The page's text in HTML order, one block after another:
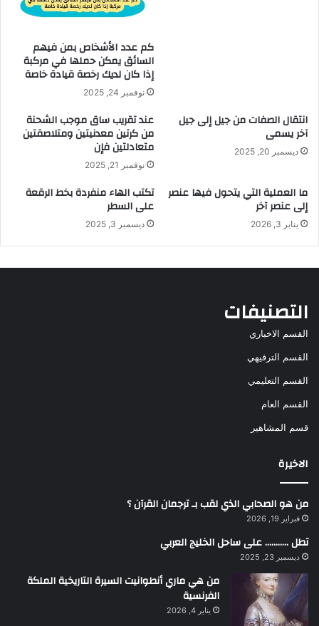
كم عدد الأشخاص بمن فيهم
السائق يمكن حملها في مركبة
إذا كان لديك رخصة قيادة خاصة
نوفمبر 24, 2025
انتقال الصفات من جيل إلى جيل
آخر يسمى
ديسمبر 20, 2025
عند تقريب ساق موجب الشحنة
من كرتين معدنيتين ومتلاصقتين
متعادلتين فإن
نوفمبر 21, 2025
ما العملية التي يتحول فيها عنصر
إلى عنصر آخر
يناير 3, 2026
تكتب الهاء منفردة بخط الرقعة
على السطر
ديسمبر 3, 2025
التصنيفات
القسم الاخباري
القسم الترفيهي
القسم التعليمي
القسم العام
قسم المشاهير
الاخيرة
من هو الصحابي الذي لقب بـ ترجمان القرآن ؟
فبراير 19, 2026
تطل ……….. على ساحل الخليج العربي
ديسمبر 23, 2025
من هي ماري أنطوانيت السيرة التاريخية الملكة
الفرنسية
يناير 4, 2026